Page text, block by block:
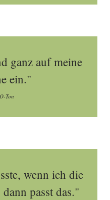
ganz auf meine
ein."
Ton
wenn ich die
passt das."